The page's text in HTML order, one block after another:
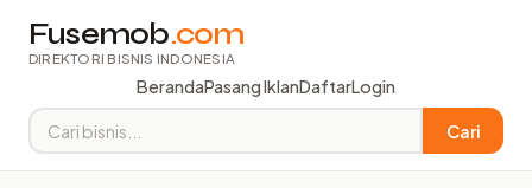
Fusemob.com
DIREKTORI BISNIS INDONESIA
BerandaPasang IklanDaftarLogin
Cari